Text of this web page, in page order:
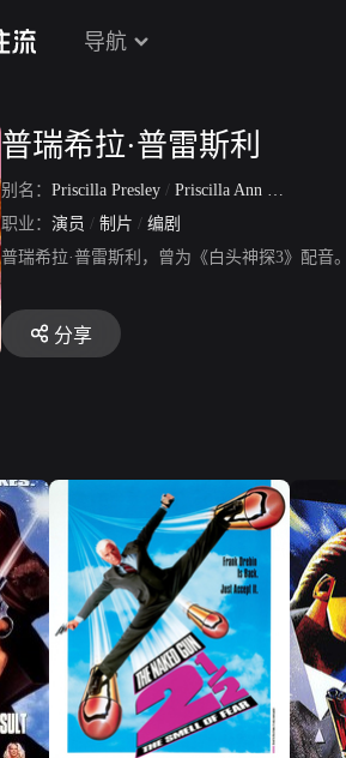
导航
普瑞希拉·普雷斯利
别名： Priscilla Presley / Priscilla Ann Wagner
职业： 演员 / 制片 / 编剧
普瑞希拉·普雷斯利，曾为《白头神探3》配音
分享